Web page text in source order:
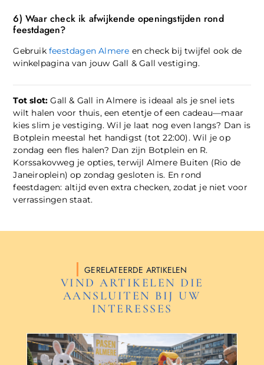
6) Waar check ik afwijkende openingstijden rond
feestdagen?
Gebruik feestdagen Almere en check bij twijfel ook de
winkelpagina van jouw Gall & Gall vestiging.
Tot slot: Gall & Gall in Almere is ideaal als je snel iets
wilt halen voor thuis, een etentje of een cadeau—maar
kies slim je vestiging. Wil je laat nog even langs? Dan is
Botplein meestal het handigst (tot 22:00). Wil je op
zondag een fles halen? Dan zijn Botplein en R.
Korssakovweg je opties, terwijl Almere Buiten (Rio de
Janeiroplein) op zondag gesloten is. En rond
feestdagen: altijd even extra checken, zodat je niet voor
verrassingen staat.
GERELATEERDE ARTIKELEN
VIND ARTIKELEN DIE
AANSLUITEN BIJ UW
INTERESSES